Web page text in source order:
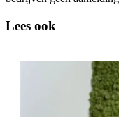
Lees ook